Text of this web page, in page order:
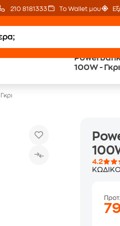
210 8181333 Το Wallet μου
100W - Γκρι
Δωρεάν BoxNow
4.2